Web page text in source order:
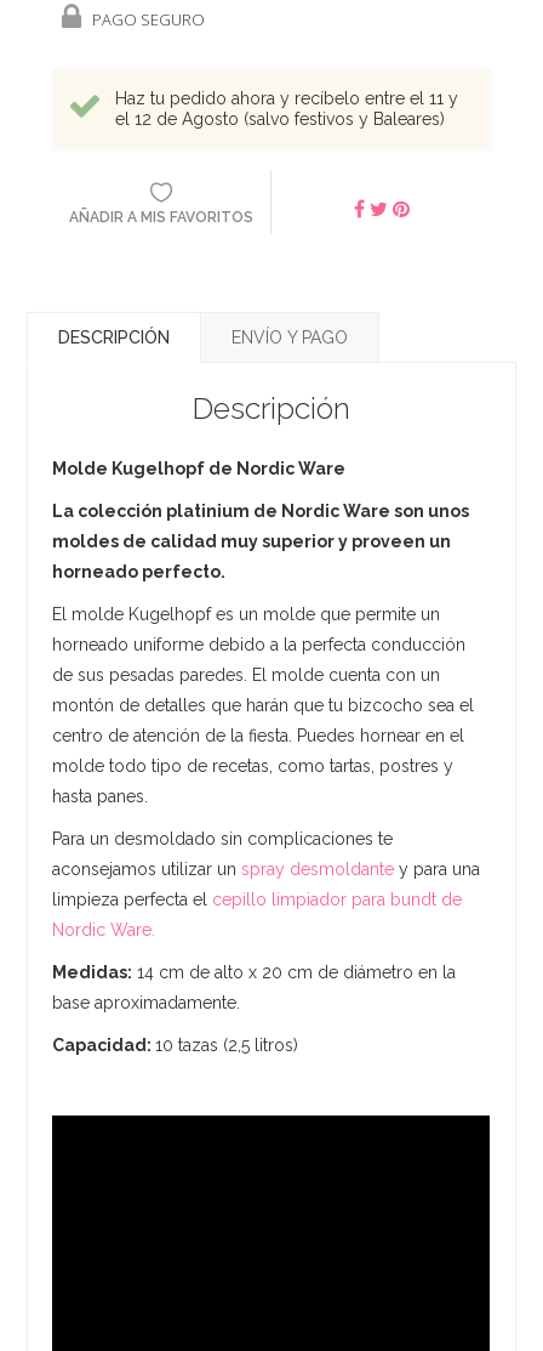
PAGO SEGURO
Haz tu pedido ahora y recíbelo entre el 11 y
el 12 de Agosto (salvo festivos y Baleares)
AÑADIR A MIS FAVORITOS
DESCRIPCIÓN ENVÍO Y PAGO
Descripción
Molde Kugelhopf de Nordic Ware
La colección platinium de Nordic Ware son unos
moldes de calidad muy superior y proveen un
horneado perfecto.
El molde Kugelhopf es un molde que permite un
horneado uniforme debido a la perfecta conducción
de sus pesadas paredes. El molde cuenta con un
montón de detalles que harán que tu bizcocho sea el
centro de atención de la fiesta. Puedes hornear en el
molde todo tipo de recetas, como tartas, postres y
hasta panes.
Para un desmoldado sin complicaciones te
aconsejamos utilizar unspray desmoldante y para una
limpieza perfecta el cepillo limpiador para bundt de
Nordic Ware.
Medidas: 14 cm de alto x 20 cm de diámetro en la
base aproximadamente.
Capacidad:10 tazas (2,5 litros)